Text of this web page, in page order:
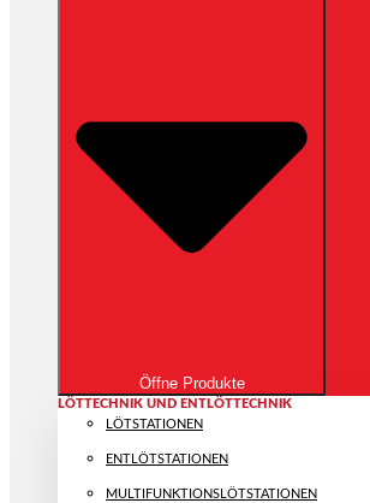
Öffne Produkte
LÖTTECHNIK UND ENTLÖTTECHNIK
LÖTSTATIONEN
ENTLÖTSTATIONEN
MULTIFUNKTIONS­LÖTSTATIONEN